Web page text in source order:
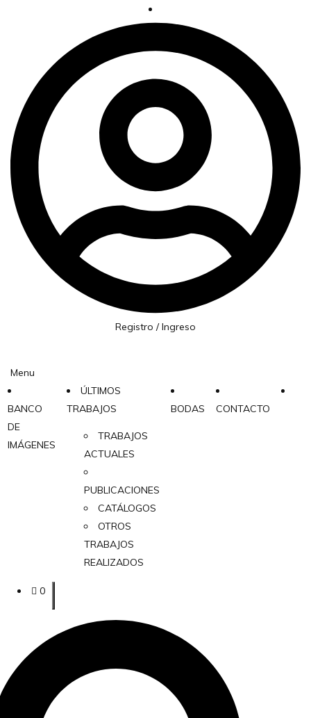
Registro / Ingreso
Menu
BANCO
DE
IMÁGENES
ÚLTIMOS
TRABAJOS
TRABAJOS
ACTUALES
PUBLICACIONES
CATÁLOGOS
OTROS
TRABAJOS
REALIZADOS
BODAS CONTACTO
0